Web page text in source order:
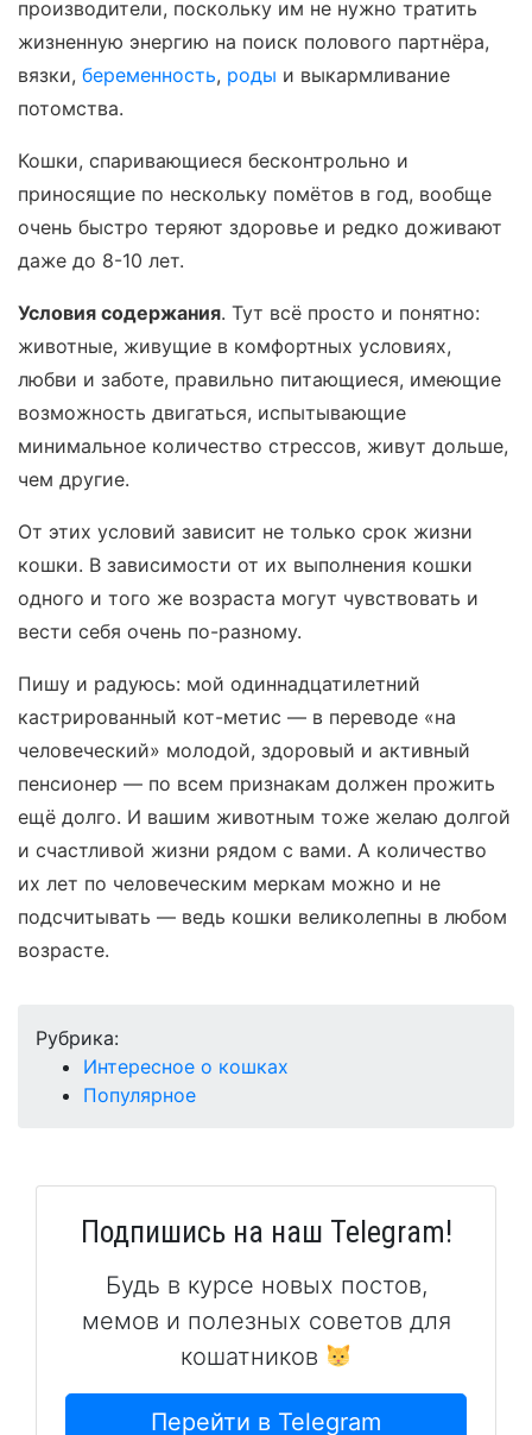
производители, поскольку им не нужно тратить
жизненную энергию на поиск полового партнёра,
вязки, беременность, роды и выкармливание
потомства.
Кошки, спаривающиеся бесконтрольно и
приносящие по нескольку помётов в год, вообще
очень быстро теряют здоровье и редко доживают
даже до 8-10 лет.
Условия содержания. Тут всё просто и понятно:
животные, живущие в комфортных условиях,
любви и заботе, правильно питающиеся, имеющие
возможность двигаться, испытывающие
минимальное количество стрессов, живут дольше,
чем другие.
От этих условий зависит не только срок жизни
кошки. В зависимости от их выполнения кошки
одного и того же возраста могут чувствовать и
вести себя очень по-разному.
Пишу и радуюсь: мой одиннадцатилетний
кастрированный кот-метис — в переводе «на
человеческий» молодой, здоровый и активный
пенсионер — по всем признакам должен прожить
ещё долго. И вашим животным тоже желаю долгой
и счастливой жизни рядом с вами. А количество
их лет по человеческим меркам можно и не
подсчитывать — ведь кошки великолепны в любом
возрасте.
Рубрика:
Интересное о кошках
Популярное
Подпишись на наш Telegram!
Будь в курсе новых постов,
мемов и полезных советов для
кошатников
Перейти в Telegram